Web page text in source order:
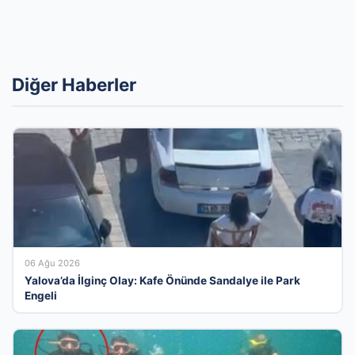
Diğer Haberler
06 Ağu 2026
Yalova’da İlginç Olay: Kafe Önünde Sandalye ile Park
Engeli